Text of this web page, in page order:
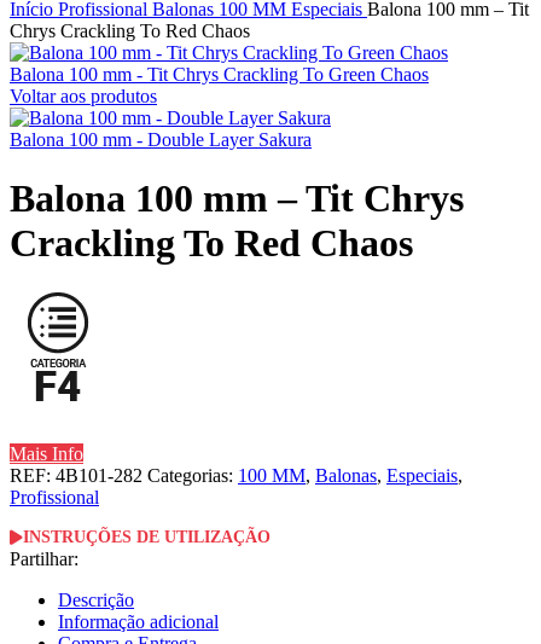
Início Profissional Balonas 100 MM Especiais Balona 100 mm – Tit
Chrys Crackling To Red Chaos
Balona 100 mm - Tit Chrys Crackling To Green Chaos
Voltar aos produtos
Balona 100 mm - Double Layer Sakura
Balona 100 mm – Tit Chrys
Crackling To Red Chaos
Mais Info
REF: 4B101-282 Categorias: 100 MM, Balonas, Especiais,
Profissional
INSTRUÇÕES DE UTILIZAÇÃO
Partilhar:
Descrição
Informação adicional